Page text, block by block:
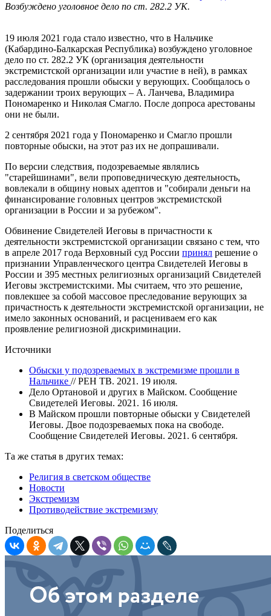
Возбуждено уголовное дело по ст. 282.2 УК.
19 июля 2021 года стало известно, что в Нальчике
(Кабардино-Балкарская Республика) возбуждено уголовное
дело по ст. 282.2 УК (организация деятельности
экстремистской организации или участие в ней), в рамках
расследования прошли обыски у верующих. Сообщалось о
задержании троих верующих – А. Ланчева, Владимира
Пономаренко и Николая Смагло. После допроса арестованы
они не были.
2 сентября 2021 года у Пономаренко и Смагло прошли
повторные обыски, на этот раз их не допрашивали.
По версии следствия, подозреваемые являлись
"старейшинами", вели проповедническую деятельность,
вовлекали в общину новых адептов и "собирали деньги на
финансирование головных центров экстремистской
организации в России и за рубежом".
Обвинение Свидетелей Иеговы в причастности к
деятельности экстремистской организации связано с тем, что
в апреле 2017 года Верховный суд России принял решение о
признании Управленческого центра Свидетелей Иеговы в
России и 395 местных религиозных организаций Свидетелей
Иеговы экстремистскими. Мы считаем, что это решение,
повлекшее за собой массовое преследование верующих за
причастность к деятельности экстремистской организации, не
имело законных оснований, и расцениваем его как
проявление религиозной дискриминации.
Источники
Обыски у подозреваемых в экстремизме прошли в
Нальчике // РЕН ТВ. 2021. 19 июля.
Дело Ортановой и других в Майском. Сообщение
Свидетелей Иеговы. 2021. 16 июля.
В Майском прошли повторные обыски у Свидетелей
Иеговы. Двое подозреваемых пока на свободе.
Сообщение Свидетелей Иеговы. 2021. 6 сентября.
Та же статья в других темах:
Религия в светском обществе
Новости
Экстремизм
Противодействие экстремизму
Поделиться